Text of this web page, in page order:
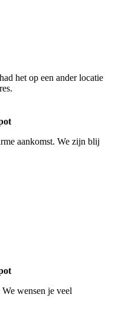
het op een ander locatie
aankomst. We zijn blij
wensen je veel